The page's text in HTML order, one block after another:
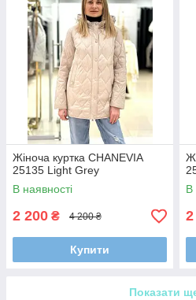
Жіноча куртка CHANEVIA
25135 Light Grey
В наявності
2 200 ₴ 4 200 ₴
Купити
В
Показати